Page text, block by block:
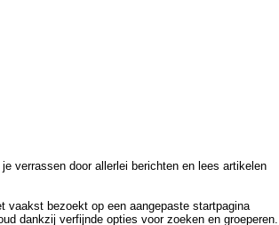
verrassen door allerlei berichten en lees artikelen
vaakst bezoekt op een aangepaste startpagina
dankzij verfijnde opties voor zoeken en groeperen.